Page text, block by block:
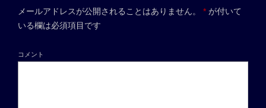
メールアドレスが公開されることはありません。 * が付いて
いる欄は必須項目です
コメント